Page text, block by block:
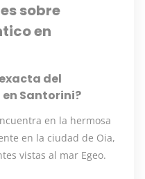
sobre
en
del
Santorini?
en la hermosa
en la ciudad de Oia,
vistas al mar Egeo.